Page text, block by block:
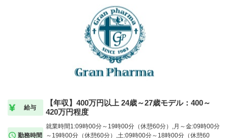
給与
【年収】400万円以上 24歳～27歳モデル：400～
420万円程度
勤務時間
就業時間1:09時00分～19時00分（休憩60分）,月～金:09時00分
～19時00分（休憩60分）,土:09時00分～18時00分（休憩60